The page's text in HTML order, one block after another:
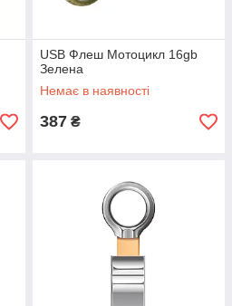
USB Флеш Мотоцикл 16gb
Зелена
Немає в наявності
387 ₴